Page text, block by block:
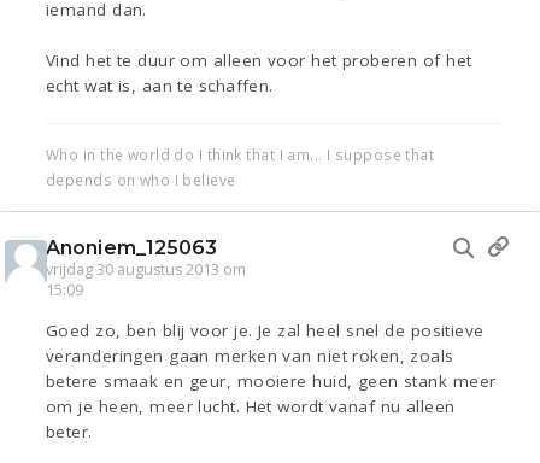
iemand dan.
Vind het te duur om alleen voor het proberen of het
echt wat is, aan te schaffen.
Who in the world do I think that I am... I suppose that
depends on who I believe
Anoniem_125063
vrijdag 30 augustus 2013 om
15:09
Goed zo, ben blij voor je. Je zal heel snel de positieve
veranderingen gaan merken van niet roken, zoals
betere smaak en geur, mooiere huid, geen stank meer
om je heen, meer lucht. Het wordt vanaf nu alleen
beter.